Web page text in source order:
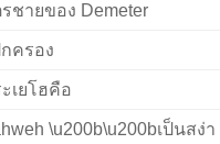
ชายของ Demeter
ครอง
เยโฮคือ
\u200b\u200bเป็นสง่า